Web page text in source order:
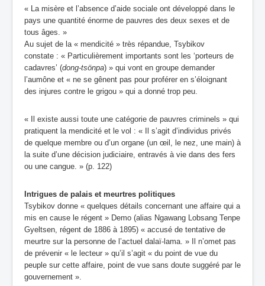
« La misère et l’absence d’aide sociale ont développé dans le
pays une quantité énorme de pauvres des deux sexes et de
tous âges. »
Au sujet de la « mendicité » très répandue, Tsybikov
constate : « Particulièrement importants sont les ‘porteurs de
cadavres’ (dong-tsönpa) » qui vont en groupe demander
l’aumône et « ne se gênent pas pour proférer en s’éloignant
des injures contre le grigou » qui a donné trop peu.
« Il existe aussi toute une catégorie de pauvres criminels » qui
pratiquent la mendicité et le vol : « Il s’agit d’individus privés
de quelque membre ou d’un organe (un œil, le nez, une main) à
la suite d’une décision judiciaire, entravés à vie dans des fers
ou une cangue. » (p. 122)
Intrigues de palais et meurtres politiques
Tsybikov donne « quelques détails concernant une affaire qui a
mis en cause le régent » Demo (alias Ngawang Lobsang Tenpe
Gyeltsen, régent de 1886 à 1895) « accusé de tentative de
meurtre sur la personne de l’actuel dalaï-lama. » Il n’omet pas
de prévenir « le lecteur » qu’il s’agit « du point de vue du
peuple sur cette affaire, point de vue sans doute suggéré par le
gouvernement ».